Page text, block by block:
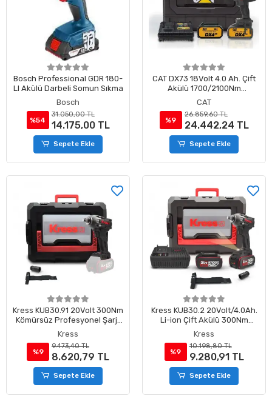
Bosch Professional GDR 180-
LI Akülü Darbeli Somun Sıkma
Bosch
%54
31.050,00 TL
14.175,00 TL
Sepete Ekle
CAT DX73 18Volt 4.0 Ah. Çift
Akülü 1700/2100Nm
Kömürsüz Profesyonel Şarjlı
Somun Sıkma
CAT
%9
26.859,60 TL
24.442,24 TL
Sepete Ekle
Kress KUB30.91 20Volt 300Nm
Kömürsüz Profesyonel Şarjlı
Somun Sıkma (Akü Dahil
Değildir)
Kress
%9
9.473,40 TL
8.620,79 TL
Sepete Ekle
Kress KUB30.2 20Volt/4.0Ah.
Li-ion Çift Akülü 300Nm
Kömürsüz Profesyonel Şarjlı
Somun Sıkma
Kress
%9
10.198,80 TL
9.280,91 TL
Sepete Ekle